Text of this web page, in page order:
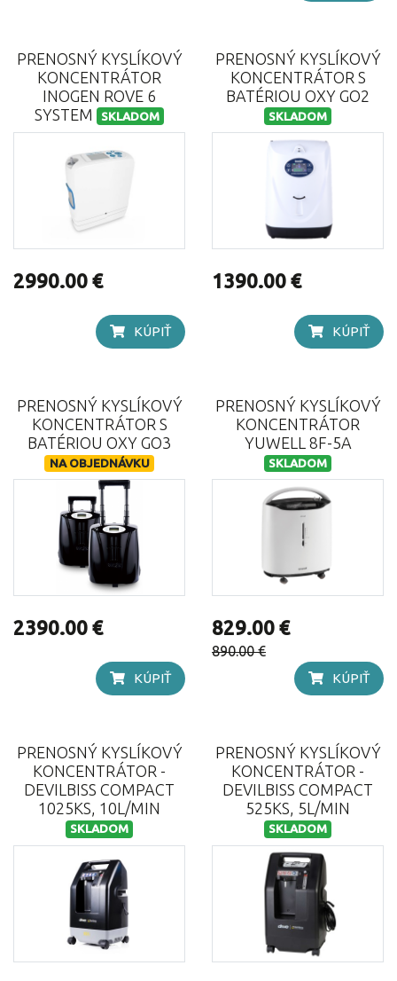
PRENOSNÝ KYSLÍKOVÝ
KONCENTRÁTOR
INOGEN ROVE 6
SYSTEM
SKLADOM
2990.00 €
KÚPIŤ
PRENOSNÝ KYSLÍKOVÝ
KONCENTRÁTOR S
BATÉRIOU OXY GO2
SKLADOM
1390.00 €
KÚPIŤ
PRENOSNÝ KYSLÍKOVÝ
KONCENTRÁTOR S
BATÉRIOU OXY GO3
NA OBJEDNÁVKU
2390.00 €
KÚPIŤ
PRENOSNÝ KYSLÍKOVÝ
KONCENTRÁTOR
YUWELL 8F-5A
SKLADOM
829.00 €
890.00 €
KÚPIŤ
PRENOSNÝ KYSLÍKOVÝ
KONCENTRÁTOR -
DEVILBISS COMPACT
1025KS, 10L/MIN
SKLADOM
PRENOSNÝ KYSLÍKOVÝ
KONCENTRÁTOR -
DEVILBISS COMPACT
525KS, 5L/MIN
SKLADOM